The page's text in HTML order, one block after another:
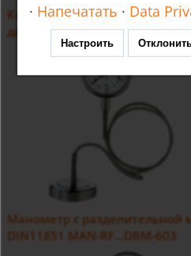
Контактный манометр с
диафрагмой DIN11851 MAN-
Манометр с
DIN11851 MAN-RF...DRM-603
· Напечатать · Data
Настроить